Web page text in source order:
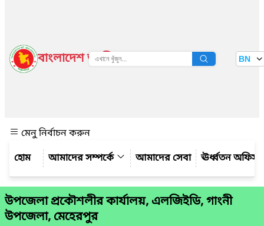
বাংলাদেশ জাতীয় তথ্য বাতায়ন BN
মেনু নির্বাচন করুন
আমাদের সম্পর্কে
আমাদের সেবা ঊর্ধ্বতন অফিস
উপজেলা প্রকৌশলীর কার্যালয়, এলজিইডি, গাংনী
উপজেলা, মেহেরপুর